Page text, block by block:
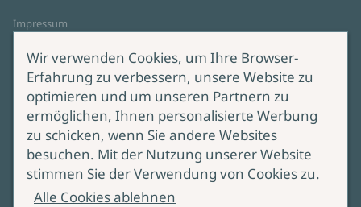
Impressum
Cookie-Einstellungen
AGB Online Shop
Service
Lieferung & Versand
Produktsicherheit
Bei Fragen zur Produktsicherheit
wenden Sie sich bitte an
Wir verwenden Cookies, um Ihre Browser-
Erfahrung zu verbessern, unsere Website zu
optimieren und um unseren Partnern zu
ermöglichen, Ihnen personalisierte Werbung
zu schicken, wenn Sie andere Websites
besuchen. Mit der Nutzung unserer Website
stimmen Sie der Verwendung von Cookies zu.
Alle Cookies ablehnen